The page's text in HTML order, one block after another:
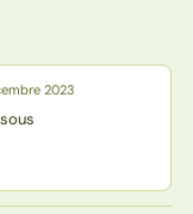
2023